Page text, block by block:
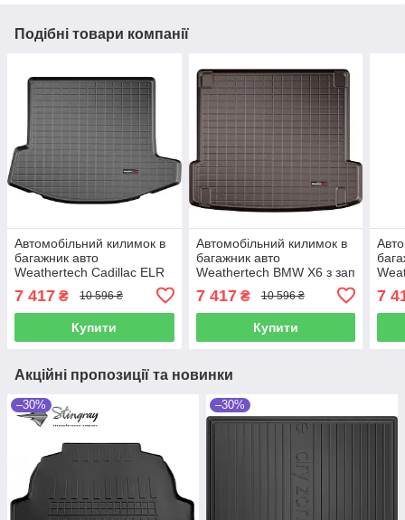
Подібні товари компанії
Автомобільний килимок в
багажник авто
Weathertech Cadillac ELR
ЕЛР
7 417 ₴ 10 596 ₴
Купити
Автомобільний килимок в
багажник авто
Weathertech BMW X6 з зап
БМВ Х6
7 417₴ 10 596 ₴
Купити
2м
7
Акційні пропозиції та новинки
–30% –30%